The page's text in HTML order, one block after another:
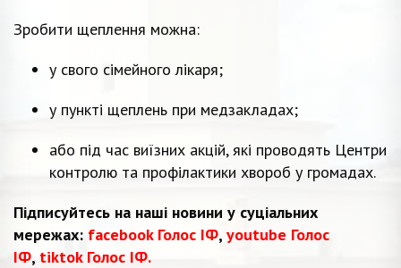
Зробити щеплення можна:
у свого сімейного лікаря;
у пункті щеплень при медзакладах;
або під час виїзних акцій, які проводять Центри
контролю та профілактики хвороб у громадах.
Підписуйтесь на наші новини у суціальних
мережах: facebook Голос ІФ, youtube Голос
ІФ, tiktok Голос ІФ.